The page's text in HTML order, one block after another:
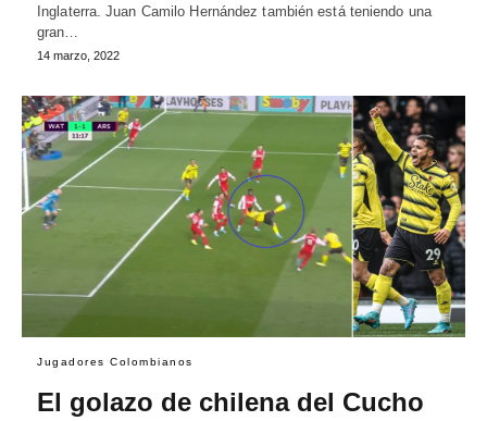
Inglaterra. Juan Camilo Hernández también está teniendo una
gran…
14 marzo, 2022
Jugadores Colombianos
El golazo de chilena del Cucho